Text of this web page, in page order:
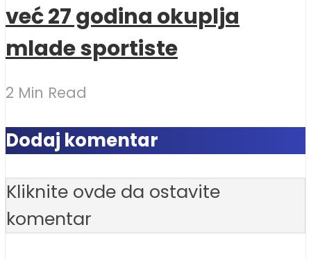
već 27 godina okuplja
mlade sportiste
2 Min Read
Dodaj komentar
Kliknite ovde da ostavite
komentar